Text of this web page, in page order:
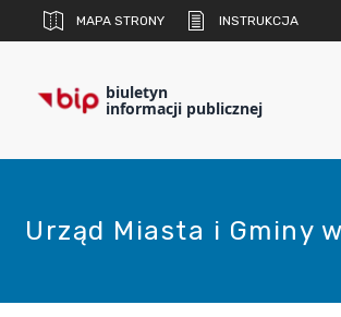
MAPA STRONY INSTRUKCJA
biuletyn
informacji publicznej
Urząd Miasta i Gminy